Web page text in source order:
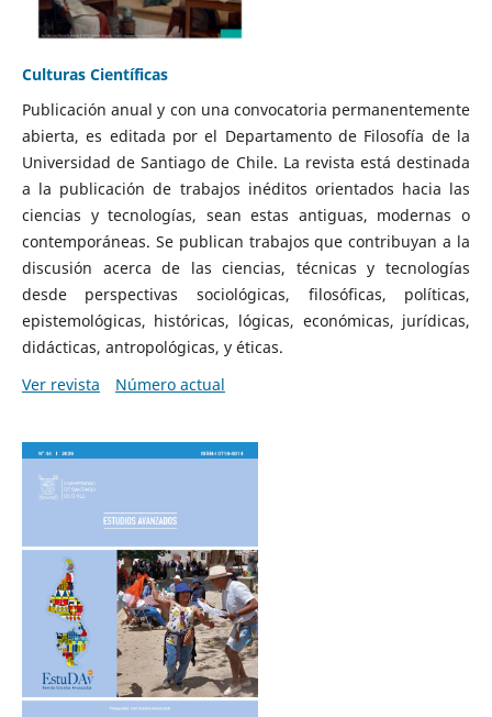
Culturas Científicas
Publicación anual y con una convocatoria permanentemente
abierta, es editada por el Departamento de Filosofía de la
Universidad de Santiago de Chile. La revista está destinada
a la publicación de trabajos inéditos orientados hacia las
ciencias y tecnologías, sean estas antiguas, modernas o
contemporáneas. Se publican trabajos que contribuyan a la
discusión acerca de las ciencias, técnicas y tecnologías
desde perspectivas sociológicas, filosóficas, políticas,
epistemológicas, históricas, lógicas, económicas, jurídicas,
didácticas, antropológicas, y éticas.
Ver revista
Número actual